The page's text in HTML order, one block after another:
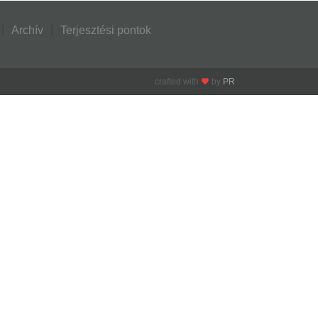
Archív Terjesztési pontok
crafted with by PR